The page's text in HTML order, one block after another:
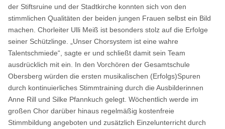
der Stiftsruine und der Stadtkirche konnten sich von den
stimmlichen Qualitäten der beiden jungen Frauen selbst ein Bild
machen. Chorleiter Ulli Meiß ist besonders stolz auf die Erfolge
seiner Schützlinge. „Unser Chorsystem ist eine wahre
Talentschmiede“, sagte er und schließt damit sein Team
ausdrücklich mit ein. In den Vorchören der Gesamtschule
Obersberg würden die ersten musikalischen (Erfolgs)Spuren
durch kontinuierliches Stimmtraining durch die Ausbilderinnen
Anne Rill und Silke Pfannkuch gelegt. Wöchentlich werde im
großen Chor darüber hinaus regelmäßig kostenfreie
Stimmbildung angeboten und zusätzlich Einzelunterricht durch